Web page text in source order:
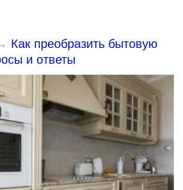
Как преобразить бытовую
и ответы